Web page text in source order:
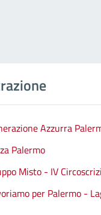
Azzurra
Palermo
Misto - IV
per Palermo -